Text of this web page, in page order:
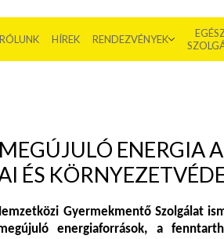
RÓLUNK HÍREK RENDEZVÉNYEK
ENERGIA
ÉS
Gyermekmentő Szolgálat
energiaforrások, a